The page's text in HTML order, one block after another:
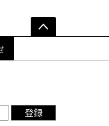
登録